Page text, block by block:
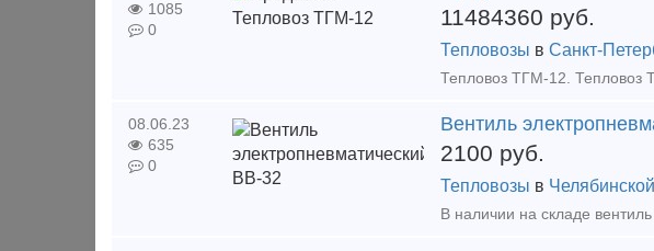
1085
0
11484360 руб.
Тепловозы в Санкт-
08.06.23
635
0
Вентиль
2100 руб.
Тепловозы в